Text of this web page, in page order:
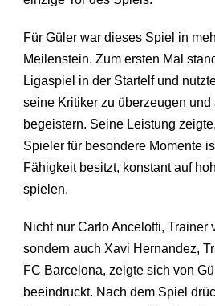
Für Güler war dieses Spiel in
Meilenstein. Zum ersten Mal
Ligaspiel in der Startelf und
seine Kritiker zu überzeugen und
begeistern. Seine Leistung
Spieler für besondere Momente
Fähigkeit besitzt, konstant auf
spielen.
Nicht nur Carlo Ancelotti, Trainer
sondern auch Xavi Hernandez,
FC Barcelona, zeigte sich von
beeindruckt. Nach dem Spiel